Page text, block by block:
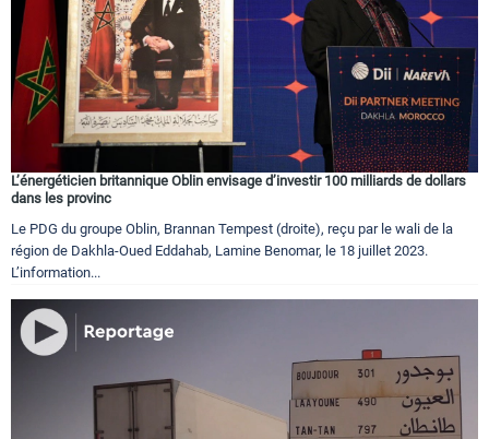
Circuits touristiques
Tourisme
Régions
Hotels
Evenements
L’énergéticien britannique Oblin envisage d’investir 100 milliards de dollars
dans les provinc
Le PDG du groupe Oblin, Brannan Tempest (droite), reçu par le wali de la
région de Dakhla-Oued Eddahab, Lamine Benomar, le 18 juillet 2023.
L’information...